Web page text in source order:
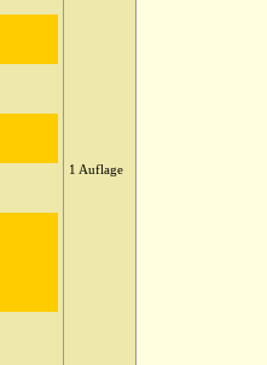
1 Auflage